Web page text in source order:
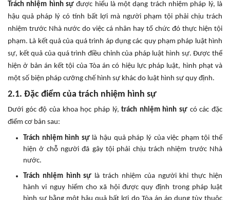
Trách nhiệm hình sựđược hiểu là một dạng trách nhiệm pháp lý, là
hậu quả pháp lý có tính bất lợi mà người phạm tội phải chịu trách
nhiệm trước Nhà nước do việc cá nhân hay tổ chức đó thực hiện tội
phạm. Là kết quả của quá trình áp dụng các quy phạm pháp luật hình
sự, kết quả của quá trình điều chỉnh của pháp luật hình sự. Được thể
hiện ở bản án kết tội của Tòa án có hiệu lực pháp luật, hình phạt và
một số biện pháp cưỡng chế hình sự khác do luật hình sự quy định.
2.1. Đặc điểm của trách nhiệm hình sự
Dưới góc độ của khoa học pháp lý,trách nhiệm hình sự có các đặc
điểm cơ bản sau:
Trách nhiệm hình sựlà hậu quả pháp lý của việc phạm tội thể
hiện ở chỗ người đã gây tội phải chịu trách nhiệm trước Nhà
nước.
Trách nhiệm hình sự là trách nhiệm của người khi thực hiện
hành vi nguy hiểm cho xã hội được quy định trong pháp luật